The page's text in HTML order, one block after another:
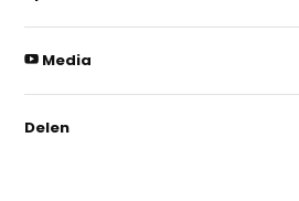
Media
Delen